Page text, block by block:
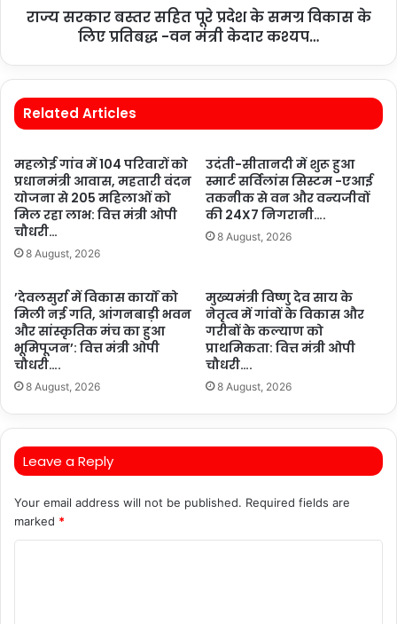
राज्य सरकार बस्तर सहित पूरे प्रदेश के समग्र विकास के
लिए प्रतिबद्ध -वन मंत्री केदार कश्यप…
Related Articles
महलोई गांव में 104 परिवारों को
प्रधानमंत्री आवास, महतारी वंदन
योजना से 205 महिलाओं को
मिल रहा लाभ: वित्त मंत्री ओपी
चौधरी…
8 August, 2026
उदंती-सीतानदी में शुरू हुआ
स्मार्ट सर्विलांस सिस्टम -एआई
तकनीक से वन और वन्यजीवों
की 24X7 निगरानी….
8 August, 2026
’देवलसुर्रा में विकास कार्यों को
मिली नई गति, आंगनबाड़ी भवन
और सांस्कृतिक मंच का हुआ
भूमिपूजन’: वित्त मंत्री ओपी
चौधरी….
8 August, 2026
मुख्यमंत्री विष्णु देव साय के
नेतृत्व में गांवों के विकास और
गरीबों के कल्याण को
प्राथमिकता: वित्त मंत्री ओपी
चौधरी….
8 August, 2026
Leave a Reply
Your email address will not be published. Required fields are
marked *